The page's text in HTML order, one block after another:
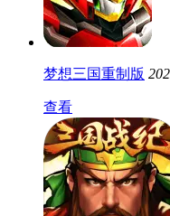
梦想三国重制版
查看